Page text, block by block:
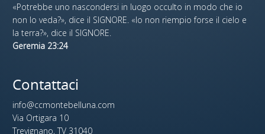
«Potrebbe uno nascondersi in luogo occulto in modo che io
non lo veda?», dice il SIGNORE. «Io non riempio forse il cielo e
la terra?», dice il SIGNORE.
Geremia 23:24
Contattaci
info@ccmontebelluna.com
Via Ortigara 10
Trevignano, TV 31040